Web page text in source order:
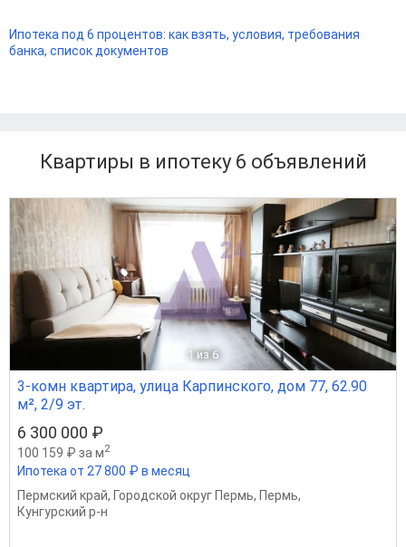
Ипотека под 6 процентов: как взять, условия, требования
банка, список документов
Квартиры в ипотеку 6 объявлений
1 из 6
3-комн квартира, улица Карпинского, дом 77, 62.90
м², 2/9 эт.
6 300 000 ₽
100 159 ₽ за м2
Ипотека от 27 800 ₽ в месяц
Пермский край, Городской округ Пермь, Пермь,
Кунгурский р-н